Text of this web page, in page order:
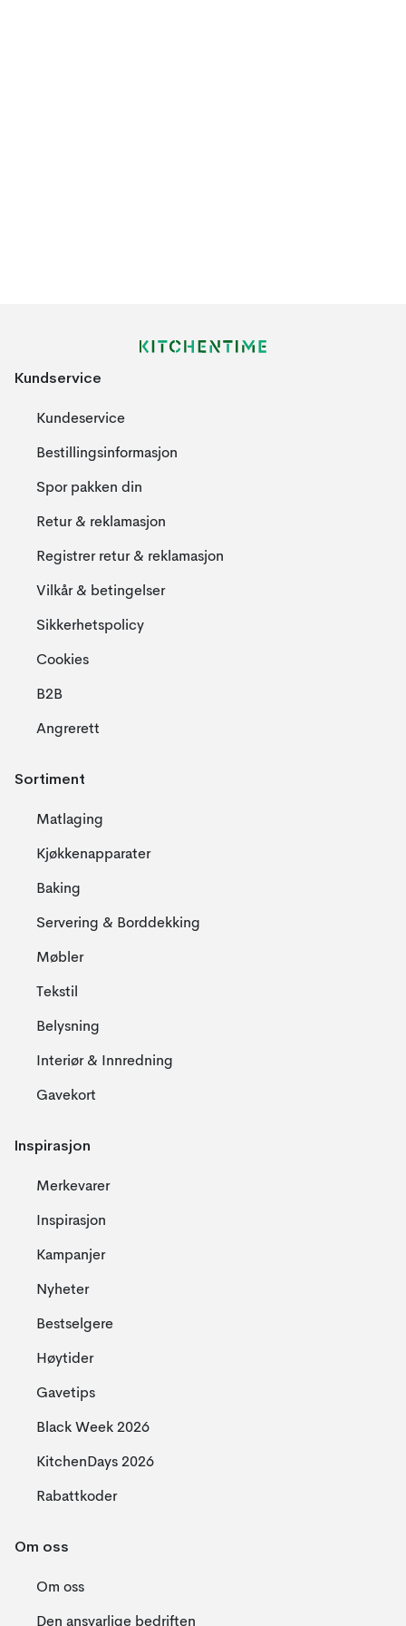
Kundservice
Kundeservice
Bestillingsinformasjon
Spor pakken din
Retur & reklamasjon
Registrer retur & reklamasjon
Vilkår & betingelser
Sikkerhetspolicy
Cookies
B2B
Angrerett
Sortiment
Matlaging
Kjøkkenapparater
Baking
Servering & Borddekking
Møbler
Tekstil
Belysning
Interiør & Innredning
Gavekort
Inspirasjon
Merkevarer
Inspirasjon
Kampanjer
Nyheter
Bestselgere
Høytider
Gavetips
Black Week 2026
KitchenDays 2026
Rabattkoder
Om oss
Om oss
Den ansvarlige bedriften